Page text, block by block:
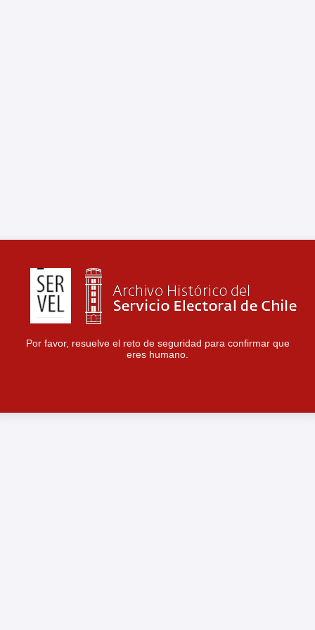
Por favor, resuelve el reto de seguridad para confirmar que
eres humano.